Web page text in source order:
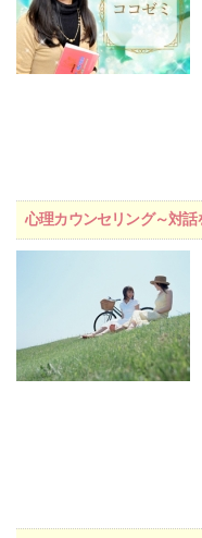
心理カウンセリング～対